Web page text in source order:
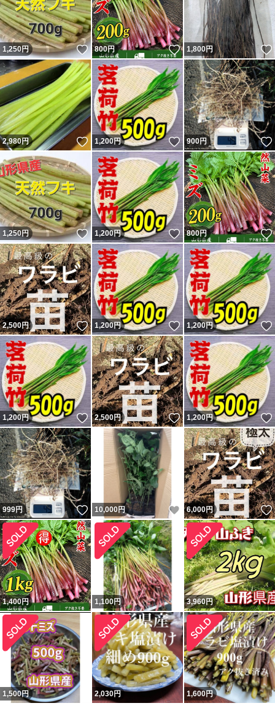
1,250円 いいね！
800円 いいね！
1,800円
2,980円 いいね！
1,200円 いいね！
900円
1,250円 いいね！
1,200円 いいね！
800円
2,500円 いいね！
1,200円 いいね！
1,200円
1,200円 いいね！
2,500円 いいね！
1,200円
999円 いいね！
10,000円 いいね！
6,000円
1,400円 1,100円 3,960円
1,500円 2,030円 1,600円